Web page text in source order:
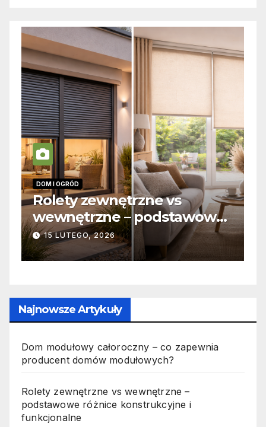
DOM I OGRÓD
Rolety zewnętrzne vs
wewnętrzne – podstawowe
różnice konstrukcyjne i
funkcjonalne
15 LUTEGO, 2026
Najnowsze Artykuły
Dom modułowy całoroczny – co zapewnia
producent domów modułowych?
Rolety zewnętrzne vs wewnętrzne –
podstawowe różnice konstrukcyjne i
funkcjonalne